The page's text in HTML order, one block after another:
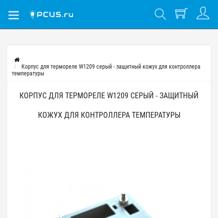
Корпус для термореле W1209 серый - защитный кожух для контроллера
температуры
КОРПУС ДЛЯ ТЕРМОРЕЛЕ W1209 СЕРЫЙ - ЗАЩИТНЫЙ
КОЖУХ ДЛЯ КОНТРОЛЛЕРА ТЕМПЕРАТУРЫ